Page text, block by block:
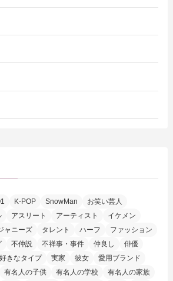
K-POP SnowMan
お笑い芸人
アスリート アーティスト
イケメン
ャニーズ タレント ハーフ
ファッション
不仲説 不祥事・事件 仲良し
俳優
好きなタイプ 実家 彼女
愛用ブランド
有名人の子供 有名人の学校
有名人の家族